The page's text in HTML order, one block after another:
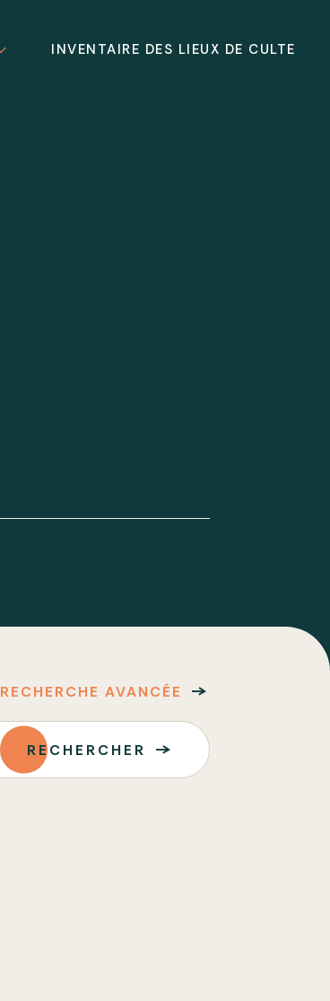
INVENTAIRE DES LIEUX DE CULTE
RECHERCHE AVANCÉE
RECHERCHER